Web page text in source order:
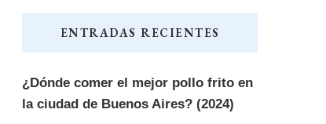
ENTRADAS RECIENTES
¿Dónde comer el mejor pollo frito en
la ciudad de Buenos Aires? (2024)